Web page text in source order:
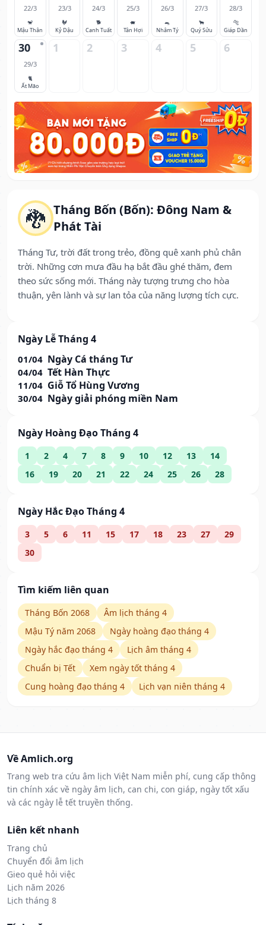
🐉 Tháng Bốn (Bốn): Đông Nam &
Phát Tài
Tháng Tư, trời đất trong trẻo, đồng quê xanh phủ chân
trời. Những cơn mưa đầu hạ bắt đầu ghé thăm, đem
theo sức sống mới. Tháng này tượng trưng cho hòa
thuận, yên lành và sự lan tỏa của năng lượng tích cực.
Ngày Lễ Tháng 4
01/04 Ngày Cá tháng Tư
04/04 Tết Hàn Thực
11/04 Giỗ Tổ Hùng Vương
30/04 Ngày giải phóng miền Nam
Ngày Hoàng Đạo Tháng 4
1 2 4 7 8 9 10 12 13
14
16
19 20 21 22 24 25 26 28
Ngày Hắc Đạo Tháng 4
3 5 6 11 15 17 18 23 27
29
30
Tìm kiếm liên quan
Tháng Bốn 2068
Âm lịch tháng 4
Mậu Tý năm 2068
Ngày hoàng đạo tháng 4
Ngày hắc đạo tháng 4
Lịch âm tháng 4
Chuẩn bị Tết
Xem ngày tốt tháng 4
Cung hoàng đạo tháng 4
Lịch vạn niên tháng 4
22/3
🐒
Mậu Thân
23/3
🐓
Kỷ Dậu
24/3
🐕
Canh Tuất
25/3
🐖
Tân Hợi
26/3
🐀
Nhâm Tý
27/3
🐂
Quý Sửu
28/3
🐅
Giáp Dần
30
29/3
🐈
Ất Mão
1 2 3 4 5 6
Về Amlich.org
Trang web tra cứu âm lịch Việt Nam miễn phí, cung cấp thông
tin chính xác về ngày âm lịch, can chi, con giáp, ngày tốt xấu
và các ngày lễ tết truyền thống.
Liên kết nhanh
Trang chủ
Chuyển đổi âm lịch
Gieo quẻ hỏi việc
Lịch năm 2026
Lịch tháng 8